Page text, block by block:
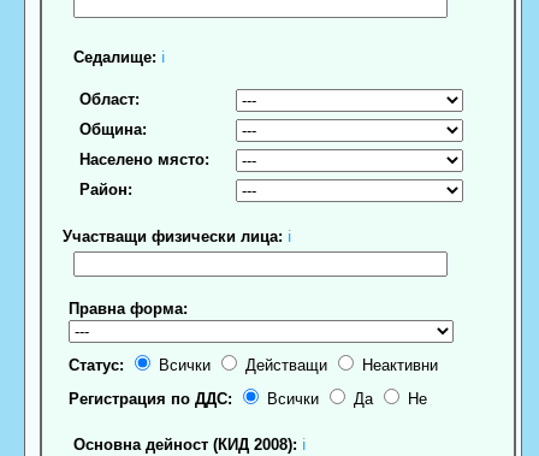
Седалище: ℹ
Област:
Община:
Населено място:
Район:
Участващи физически лица: ℹ
Правна форма:
Статус: Всички Действащи
Неактивни
Регистрация по ДДС:
Всички Да Не
Основна дейност (КИД 2008): ℹ